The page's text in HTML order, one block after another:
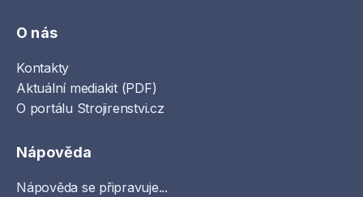
O nás
Kontakty
Aktuální mediakit (PDF)
O portálu Strojirenstvi.cz
Nápověda
Nápověda se připravuje...